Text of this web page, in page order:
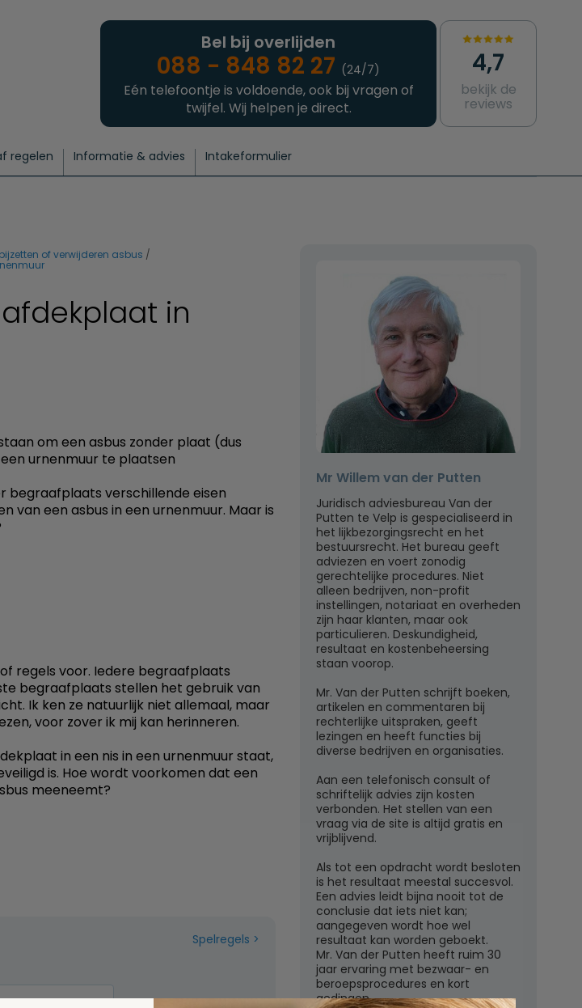
Bel bij overlijden
088 - 848 82 27 (24/7)
Eén telefoontje is voldoende, ook bij vragen of
twijfel. Wij helpen je direct.
4,7
bekijk de
reviews
regelen Informatie & advies Intakeformulier
bijzetten of verwijderen asbus
in
om een asbus zonder plaat (dus
urnenmuur te plaatsen
begraafplaats verschillende eisen
van een asbus in een urnenmuur. Maar is
regels voor. Iedere begraafplaats
begraafplaats stellen het gebruik van
Ik ken ze natuurlijk niet allemaal, maar
voor zover ik mij kan herinneren.
in een nis in een urnenmuur staat,
is. Hoe wordt voorkomen dat een
meeneemt?
Spelregels
Mr Willem van der Putten
Juridisch adviesbureau Van der
Putten te Velp is gespecialiseerd in
het lijkbezorgingsrecht en het
bestuursrecht. Het bureau geeft
adviezen en voert zonodig
gerechtelijke procedures. Niet
alleen bedrijven, non-profit
instellingen, notariaat en overheden
zijn haar klanten, maar ook
particulieren. Deskundigheid,
resultaat en kostenbeheersing
staan voorop.
Mr. Van der Putten schrijft boeken,
artikelen en commentaren bij
rechterlijke uitspraken, geeft
lezingen en heeft functies bij
diverse bedrijven en organisaties.
Aan een telefonisch consult of
schriftelijk advies zijn kosten
verbonden. Het stellen van een
vraag via de site is altijd gratis en
vrijblijvend.
Als tot een opdracht wordt besloten
is het resultaat meestal succesvol.
Een advies leidt bijna nooit tot de
conclusie dat iets niet kan;
aangegeven wordt hoe wel
resultaat kan worden geboekt.
Mr. Van der Putten heeft ruim 30
jaar ervaring met bezwaar- en
beroepsprocedures en kort
gedingen.